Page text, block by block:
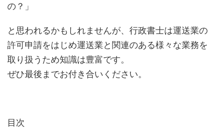
の？」
と思われるかもしれませんが、行政書士は運送業の
許可申請をはじめ運送業と関連のある様々な業務を
取り扱うため知識は豊富です。
ぜひ最後までお付き合いください。
目次